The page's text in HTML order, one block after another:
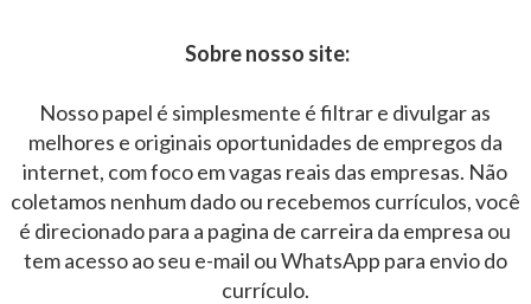
Sobre nosso site:
Nosso papel é simplesmente é filtrar e divulgar as
melhores e originais oportunidades de empregos da
internet, com foco em vagas reais das empresas. Não
coletamos nenhum dado ou recebemos currículos, você
é direcionado para a pagina de carreira da empresa ou
tem acesso ao seu e-mail ou WhatsApp para envio do
currículo.